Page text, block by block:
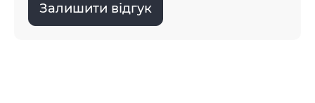
Залишити відгук